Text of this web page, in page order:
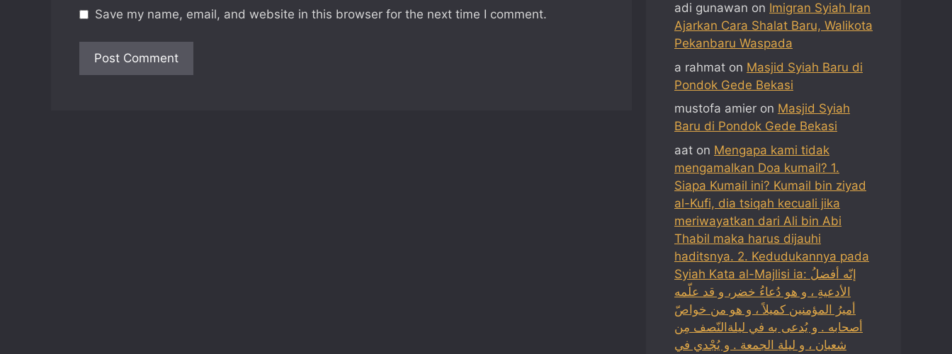
Save my name, email, and website in this browser for the next time I comment.
adi gunawan on Imigran Syiah Iran
Ajarkan Cara Shalat Baru, Walikota
Pekanbaru Waspada
a rahmat on Masjid Syiah Baru di
Pondok Gede Bekasi
mustofa amier on Masjid Syiah
Baru di Pondok Gede Bekasi
aat on Mengapa kami tidak
mengamalkan Doa kumail? 1.
Siapa Kumail ini? Kumail bin ziyad
al-Kufi, dia tsiqah kecuali jika
meriwayatkan dari Ali bin Abi
Thabil maka harus dijauhi
haditsnya. 2. Kedudukannya pada
Syiah Kata al-Majlisi ia: إنّه أفضلُ
الأدعيةِ ، و هو دُعاءُ خضر، و قد علّمه
أميرُ المؤمنين كميلاً ، و هو من خواصّ
أصحابه . و يُدعى به في ليلةالنّصف مِن
شعبان ، و ليلة الجمعة . و يُجْدي في